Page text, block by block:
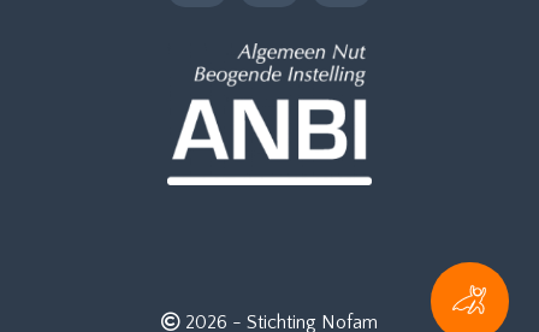
2026 - Stichting Nofam